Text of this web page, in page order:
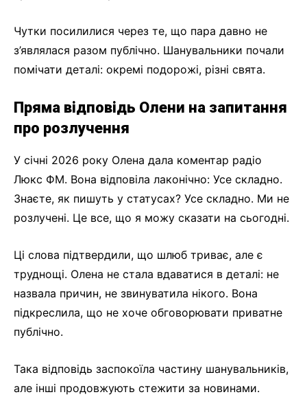
Чутки посилилися через те, що пара давно не
з’являлася разом публічно. Шанувальники почали
помічати деталі: окремі подорожі, різні свята.
Пряма відповідь Олени на запитання
про розлучення
У січні 2026 року Олена дала коментар радіо
Люкс ФМ. Вона відповіла лаконічно: Усе складно.
Знаєте, як пишуть у статусах? Усе складно. Ми не
розлучені. Це все, що я можу сказати на сьогодні.
Ці слова підтвердили, що шлюб триває, але є
труднощі. Олена не стала вдаватися в деталі: не
назвала причин, не звинуватила нікого. Вона
підкреслила, що не хоче обговорювати приватне
публічно.
Така відповідь заспокоїла частину шанувальників,
але інші продовжують стежити за новинами.